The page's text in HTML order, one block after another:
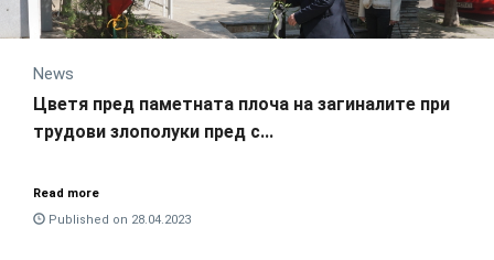
News
Цветя пред паметната плоча на загиналите при
трудови злополуки пред с...
Read more
Published on 28.04.2023